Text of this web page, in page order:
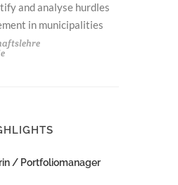
and analyse hurdles
in municipalities
/ Portfoliomanager